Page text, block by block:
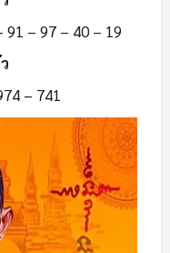
91 – 97 – 40 – 19
– 741